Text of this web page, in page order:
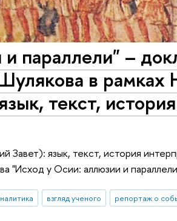
параллели" –
в рамках
текст,
Завет): язык, текст, история
у Осии: аллюзии и
взгляд ученого репортаж о